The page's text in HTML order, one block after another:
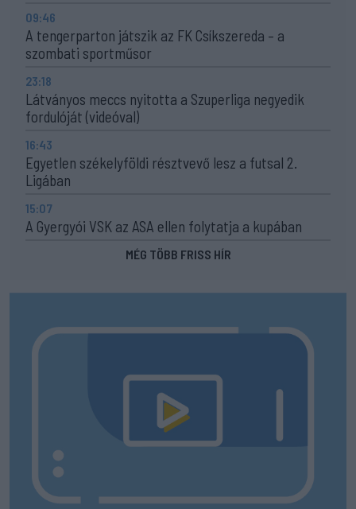
09:46
A tengerparton játszik az FK Csíkszereda – a
szombati sportműsor
23:18
Látványos meccs nyitotta a Szuperliga negyedik
fordulóját (videóval)
16:43
Egyetlen székelyföldi résztvevő lesz a futsal 2.
Ligában
15:07
A Gyergyói VSK az ASA ellen folytatja a kupában
MÉG TÖBB FRISS HÍR